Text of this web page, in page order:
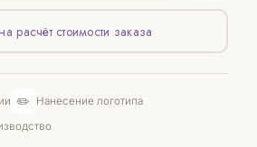
расчёт стоимости заказа
✏️ Нанесение логотипа